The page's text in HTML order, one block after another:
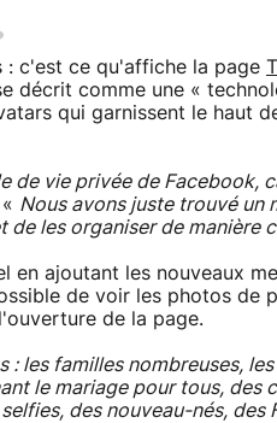
: c'est ce qu'affiche la page
décrit comme une «
qui garnissent le haut
de vie privée de Facebook,
Nous avons juste trouvé un
de les organiser de manière
en ajoutant les nouveaux
de voir les photos de
de la page.
: les familles nombreuses,
le mariage pour tous, des
des nouveau-nés, des